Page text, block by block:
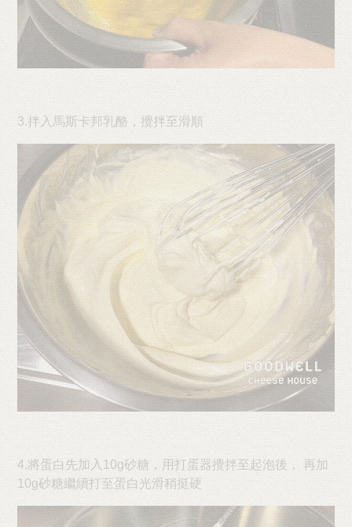
3.拌入馬斯卡邦乳酪，攪拌至滑順
4.將蛋白先加入10g砂糖，用打蛋器攪拌至起泡後， 再加
10g砂糖繼續打至蛋白光滑稍挺硬